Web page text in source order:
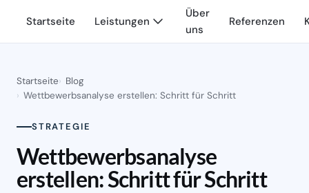
Startseite Leistungen
Über
uns
Referenzen
Startseite
Blog
Wettbewerbsanalyse erstellen: Schritt für Schritt
STRATEGIE
Wettbewerbsanalyse
erstellen: Schritt für Schritt